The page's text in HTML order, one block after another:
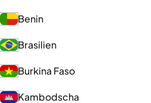
Benin
Brasilien
Burkina Faso
Kambodscha